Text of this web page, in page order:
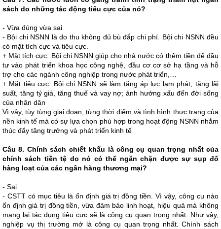
sách do những tác động tiêu cực của nó?
- Vừa đúng vừa sai
- Bội chi NSNN là do thu không đủ bù đắp chi phí. Bội chi NSNN đều
có mặt tích cực và tiêu cực.
+ Mặt tích cực: Bội chi NSNN giúp cho nhà nước có thêm tiền để đầu
tư vào phát triển khoa học công nghệ, đầu cơ cơ sở hạ tầng và hỗ
trợ cho các ngành công nghiệp trong nước phát triển,…
+ Mặt tiêu cực: Bội chi NSNN sẽ làm tăng áp lực lạm phát, tăng lãi
suất, tăng tỷ giá, tăng thuế và vay nợ; ảnh hưởng xấu đến đời sống
của nhân dân
Vì vậy, tùy từng giai đoạn, từng thời điểm và tình hình thực trạng của
nền kinh tế mà có sự lựa chọn phù hợp trong hoạt động NSNN nhằm
thúc đẩy tăng trưởng và phát triển kinh tế
Câu 8. Chính sách chiết khấu là công cụ quan trọng nhất của
chính sách tiền tệ do nó có thể ngăn chặn được sự sụp đổ
hàng loạt của các ngân hàng thương mại?
- Sai
- CSTT có mục tiêu là ổn định giá trị đồng tiền. Vì vậy, công cụ nào
ổn định giá trị đồng tiền, vừa đảm bảo linh hoạt, hiệu quả mà không
mang lại tác dụng tiêu cực sẽ là công cụ quan trọng nhất. Như vậy,
nghiệp vụ thị trường mở là công cụ quan trọng nhất. Chính sách